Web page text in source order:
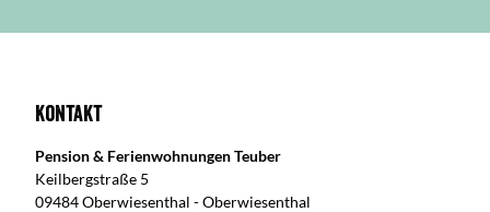
Kontakt
Pension & Ferienwohnungen Teuber
Keilbergstraße 5
09484 Oberwiesenthal - Oberwiesenthal